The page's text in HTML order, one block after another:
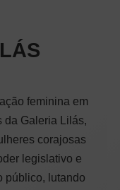
feminina em
da Galeria Lilás,
corajosas
legislativo e
público, lutando